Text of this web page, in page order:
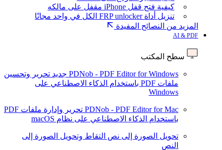
كيفية فتح قفل iPhone مقفل على مالكه
تنزيل أداة FRP unlocker الكل في واحد مجانًا
المزيد من النصائح المفيدة
AI & PDF
سطح المكتب
PDNob - PDF Editor for Windows جديد تحرير وتحسين
ملفات PDF باستخدام الذكاء الاصطناعي على
Windows
PDNob - PDF Editor for Mac
تحرير وإدارة ملفات PDF
باستخدام الذكاء الاصطناعي على نظام macOS
تحويل الصورة إلى نص التقاط وتحويل الصورة إلى
النص